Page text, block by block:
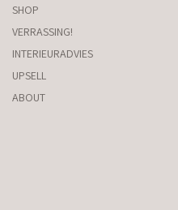
SHOP
VERRASSING!
INTERIEURADVIES
UPSELL
ABOUT